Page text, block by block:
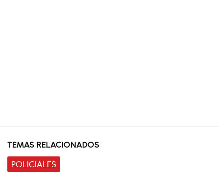
TEMAS RELACIONADOS
POLICIALES